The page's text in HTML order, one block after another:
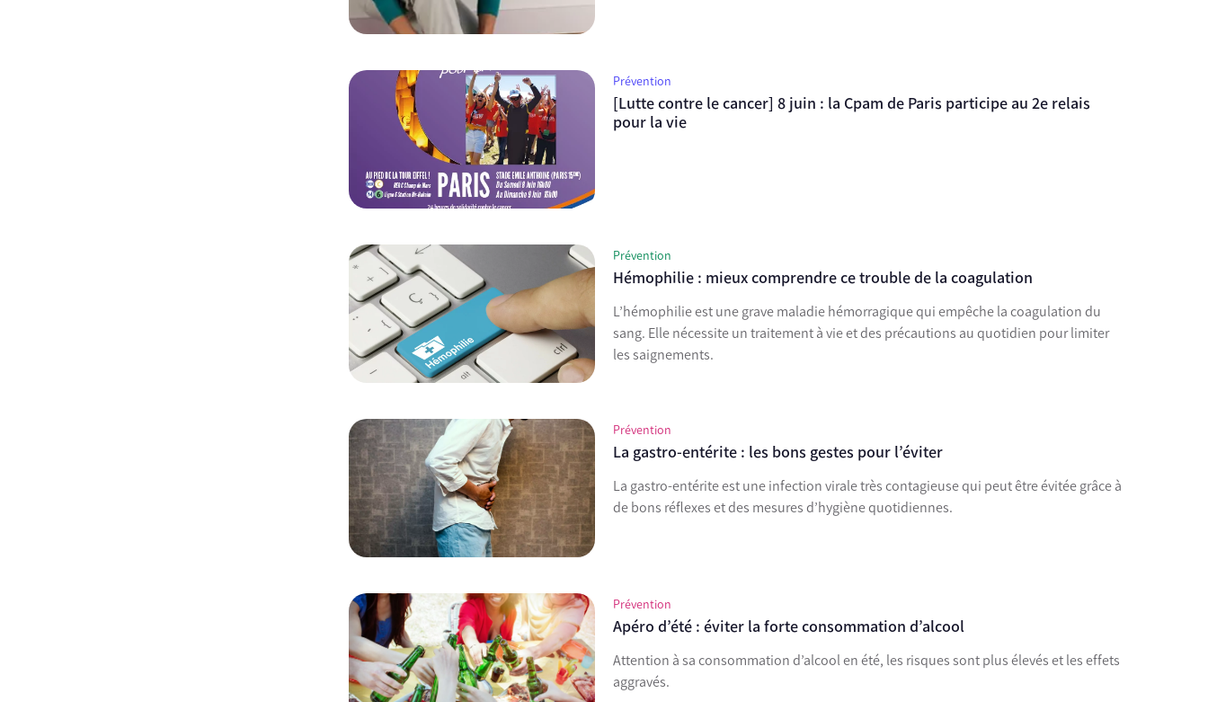
Prévention
[Lutte contre le cancer] 8 juin : la Cpam de Paris participe au 2e relais
pour la vie
Prévention
Hémophilie : mieux comprendre ce trouble de la coagulation
L’hémophilie est une grave maladie hémorragique qui empêche la coagulation du
sang. Elle nécessite un traitement à vie et des précautions au quotidien pour limiter
les saignements.
Prévention
La gastro-entérite : les bons gestes pour l’éviter
La gastro-entérite est une infection virale très contagieuse qui peut être évitée grâce à
de bons réflexes et des mesures d’hygiène quotidiennes.
Prévention
Apéro d’été : éviter la forte consommation d’alcool
Attention à sa consommation d’alcool en été, les risques sont plus élevés et les effets
aggravés.